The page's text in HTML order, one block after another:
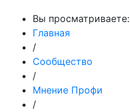
Вы просматриваете:
Главная
/
Сообщество
/
Мнение Профи
/